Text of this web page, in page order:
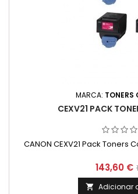
MARCA: TONERS
CEXV21 PACK
CANON CEXV21 Pack Toners
Preço
143,60 €
 Adicionar